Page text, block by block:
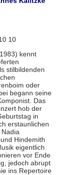
10
kennt
stilbildenden
oder
begann seine
Das
hob der
in
erstaunlichen
Hindemith
eigentlich
vor Ende
jedoch abrupt
ins Repertoire